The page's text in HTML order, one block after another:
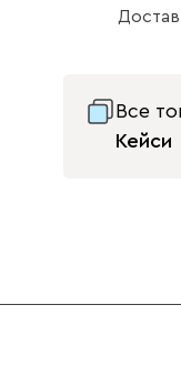
Светло-
Все
Кейси